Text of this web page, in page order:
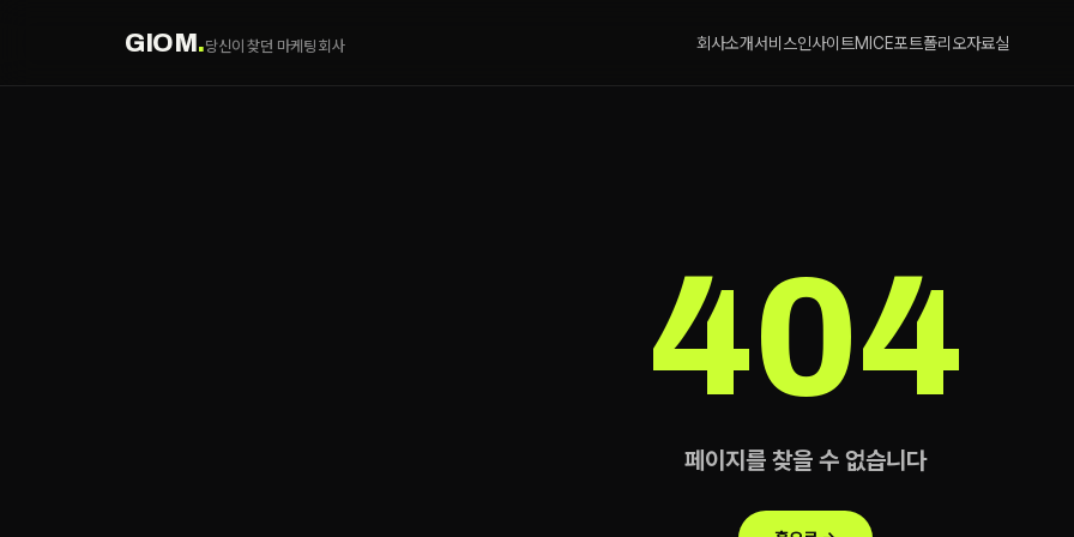
GIOM.당신이 찾던 마케팅 회사 회사소개서비스인사이트MICE포트폴리오자료실
404
페이지를 찾을 수 없습니다